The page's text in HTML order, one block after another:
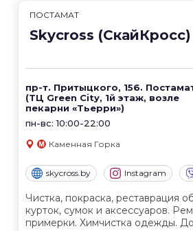
ПОСТАМАТ
Skycross (СкайКросс)
пр-т. Притыцкого, 156.
(ТЦ Green City, 1й этаж, возле
пекарни «Тьерри»)
пн-вс: 10:00-22:00
Каменная Горка
skycross.by Instagram
Чистка, покраска, реставрация
курток, сумок и аксессуаров.
примерки. Химчистка одежды.